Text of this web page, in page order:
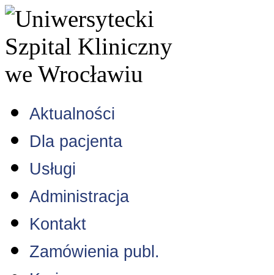
Aktualności
Dla pacjenta
Usługi
Administracja
Kontakt
Zamówienia publ.